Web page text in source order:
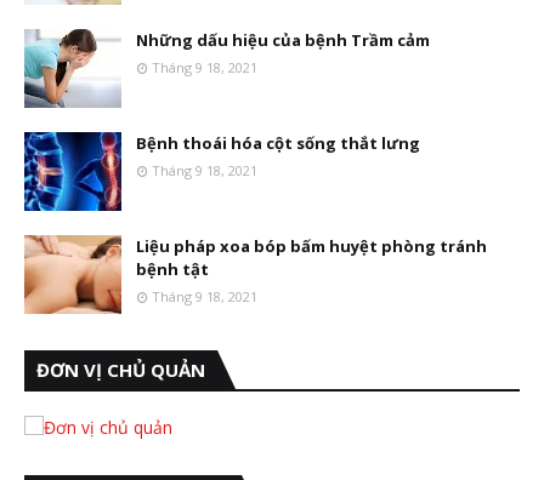
Những dấu hiệu của bệnh Trầm cảm
Tháng 9 18, 2021
Bệnh thoái hóa cột sống thắt lưng
Tháng 9 18, 2021
Liệu pháp xoa bóp bấm huyệt phòng tránh
bệnh tật
Tháng 9 18, 2021
ĐƠN VỊ CHỦ QUẢN